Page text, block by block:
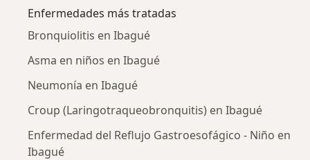
Enfermedades más tratadas
Bronquiolitis en Ibagué
Asma en niños en Ibagué
Neumonía en Ibagué
Croup (Laringotraqueobronquitis) en Ibagué
Enfermedad del Reflujo Gastroesofágico - Niño en
Ibagué